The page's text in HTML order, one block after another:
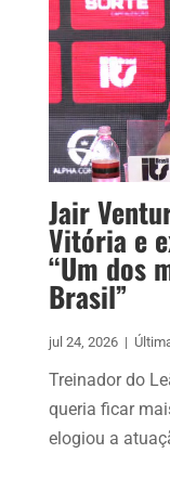
Jair
Vitória e
“Um dos
Brasil”
jul 24, 2026 |
Treinador do
queria ficar
elogiou a